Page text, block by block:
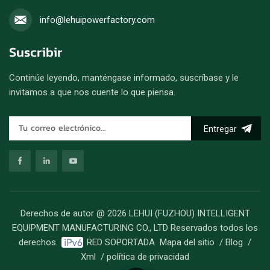
info@lehuipowerfactory.com
Suscribir
Continúe leyendo, manténgase informado, suscríbase y le
invitamos a que nos cuente lo que piensa.
Entregar
Derechos de autor @ 2026 LEHUI (FUZHOU) INTELLIGENT
EQUIPMENT MANUFACTURING CO., LTD Reservados todos los
derechos.
RED SOPORTADA Mapa del sitio / Blog /
Xml / política de privacidad